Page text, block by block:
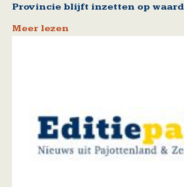
Provincie blijft inzetten op
Meer lezen